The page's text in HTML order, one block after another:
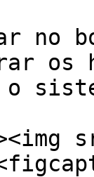
no
os
o